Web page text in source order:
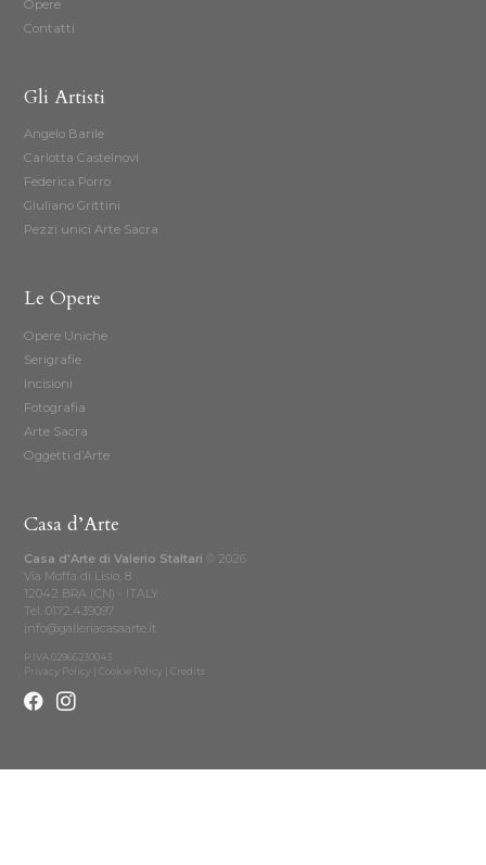
Opere
Contatti
Gli Artisti
Angelo Barile
Carlotta Castelnovi
Federica Porro
Giuliano Grittini
Pezzi unici Arte Sacra
Le Opere
Opere Uniche
Serigrafie
Incisioni
Fotografia
Arte Sacra
Oggetti d’Arte
Casa d’Arte
Casa d'Arte di Valerio Staltari © 2026
Via Moffa di Lisio, 8
12042 BRA (CN) - ITALY
Tel.0172.439097
info@galleriacasaarte.it
P.IVA 02966230043
Privacy Policy
Cookie Policy Credits